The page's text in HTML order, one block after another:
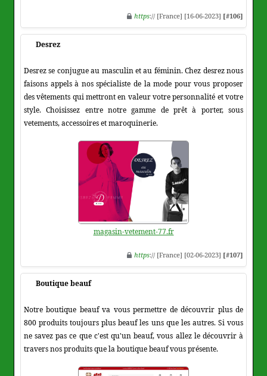
https:// [France] [16-06-2023] [#106]
Desrez
Desrez se conjugue au masculin et au féminin. Chez desrez nous
faisons appels à nos spécialiste de la mode pour vous proposer
des vêtements qui mettront en valeur votre personnalité et votre
style. Choisissez entre notre gamme de prêt à porter, sous
vetements, accessoires et maroquinerie.
magasin-vetement-77.fr
https:// [France] [02-06-2023] [#107]
Boutique beauf
Notre boutique beauf va vous permettre de découvrir plus de
800 produits toujours plus beauf les uns que les autres. Si vous
ne savez pas ce que c'est qu'un beauf, vous allez le découvrir à
travers nos produits que la boutique beauf vous présente.